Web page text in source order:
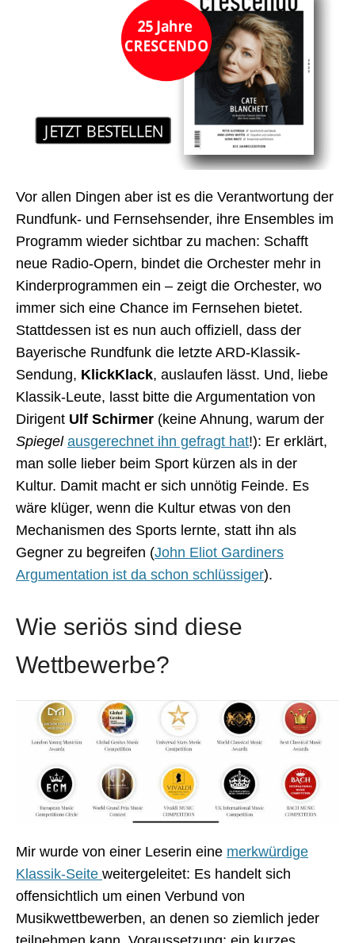
Vor allen Dingen aber ist es die Verantwortung der
Rundfunk- und Fernsehsender, ihre Ensembles im
Programm wieder sichtbar zu machen: Schafft
neue Radio-Opern, bindet die Orchester mehr in
Kinderprogrammen ein – zeigt die Orchester, wo
immer sich eine Chance im Fernsehen bietet.
Stattdessen ist es nun auch offiziell, dass der
Bayerische Rundfunk die letzte ARD-Klassik-
Sendung, KlickKlack, auslaufen lässt. Und, liebe
Klassik-Leute, lasst bitte die Argumentation von
Dirigent Ulf Schirmer (keine Ahnung, warum der
Spiegel ausgerechnet ihn gefragt hat!): Er erklärt,
man solle lieber beim Sport kürzen als in der
Kultur. Damit macht er sich unnötig Feinde. Es
wäre klüger, wenn die Kultur etwas von den
Mechanismen des Sports lernte, statt ihn als
Gegner zu begreifen (John Eliot Gardiners
Argumentation ist da schon schlüssiger).
Wie seriös sind diese
Wettbewerbe?
Mir wurde von einer Leserin eine merkwürdige
Klassik-Seite weitergeleitet: Es handelt sich
offensichtlich um einen Verbund von
Musikwettbewerben, an denen so ziemlich jeder